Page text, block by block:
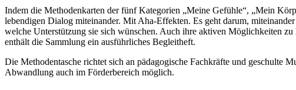
Indem die Methodenkarten der fünf Kategorien „Meine Gefühle“, „Mein
lebendigen Dialog miteinander. Mit Aha-Effekten. Es geht darum,
welche Unterstützung sie sich wünschen. Auch ihre aktiven Möglichkeiten
enthält die Sammlung ein ausführliches Begleitheft.
Die Methodentasche richtet sich an pädagogische Fachkräfte und geschulte
Abwandlung auch im Förderbereich möglich.